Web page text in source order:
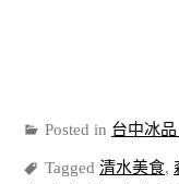
Posted in 台中冰
Tagged 清水美食,